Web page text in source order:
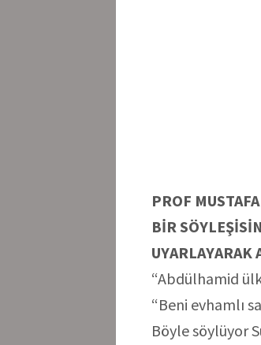
PROF
BİR
UYARLAYARAK
“Abdülhamid
“Beni evhamlı
Böyle söylüyor